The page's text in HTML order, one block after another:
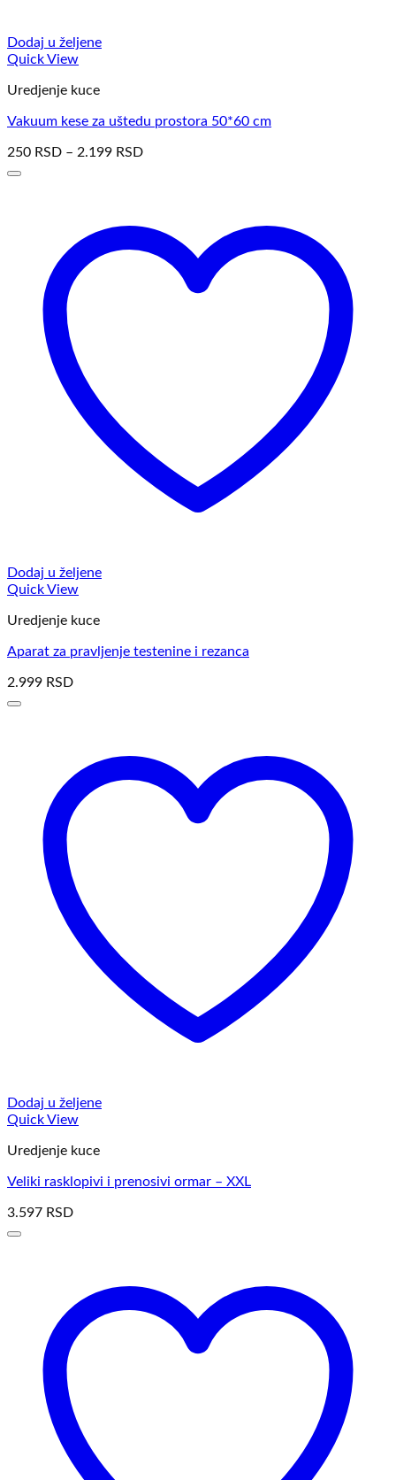
Dodaj u željene
Quick View
Uredjenje kuce
Vakuum kese za uštedu prostora 50*60 cm
250 RSD – 2.199 RSD
Dodaj u željene
Quick View
Uredjenje kuce
Aparat za pravljenje testenine i rezanca
2.999 RSD
Dodaj u željene
Quick View
Uredjenje kuce
Veliki rasklopivi i prenosivi ormar – XXL
3.597 RSD